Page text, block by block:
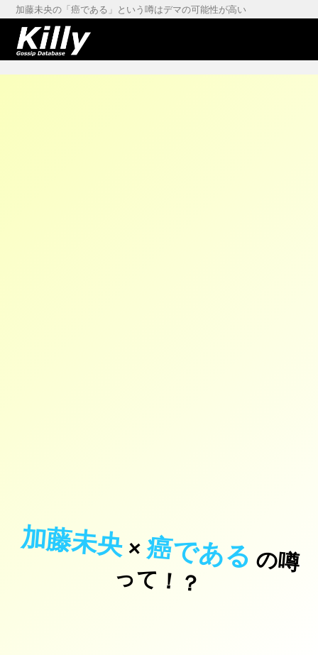
加藤未央の「癌である」という噂はデマの可能性が高い
加藤未央×癌である の
噂
っ
て
！
？